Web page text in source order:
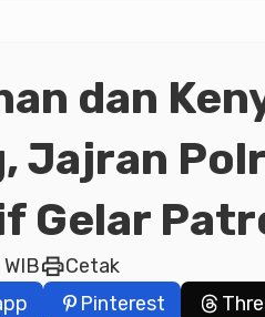
dan
Jajran
Gelar
printCetak
Pinterest